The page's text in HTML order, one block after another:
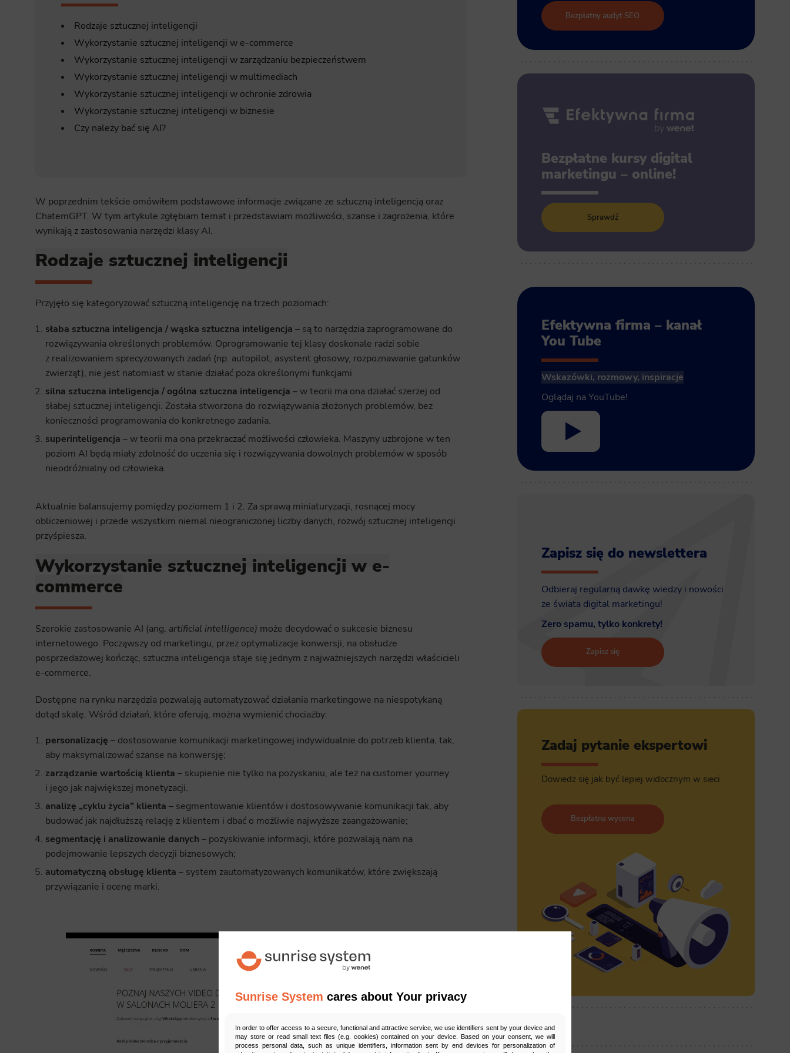
Sunrise System cares about Your privacy
In order to offer access to a secure, functional and attractive service, we use identifiers sent by your device and
may store or read small text files (e.g. cookies) contained on your device. Based on your consent, we will
process personal data, such as unique identifiers, information sent by end devices for personalization of
Rodzaje sztucznej inteligencji
Wykorzystanie sztucznej inteligencji w e-commerce
Wykorzystanie sztucznej inteligencji w zarządzaniu bezpieczeństwem
Wykorzystanie sztucznej inteligencji w multimediach
Wykorzystanie sztucznej inteligencji w ochronie zdrowia
Wykorzystanie sztucznej inteligencji w biznesie
Czy należy bać się AI?
W poprzednim tekście omówiłem podstawowe informacje związane ze sztuczną inteligencją oraz
ChatemGPT. W tym artykule zgłębiam temat i przedstawiam możliwości, szanse i zagrożenia, które
wynikają z zastosowania narzędzi klasy AI.
Rodzaje sztucznej inteligencji
Przyjęło się kategoryzować sztuczną inteligencję na trzech poziomach:
słaba sztuczna inteligencja / wąska sztuczna inteligencja – są to narzędzia zaprogramowane do
rozwiązywania określonych problemów. Oprogramowanie tej klasy doskonale radzi sobie
z realizowaniem sprecyzowanych zadań (np. autopilot, asystent głosowy, rozpoznawanie gatunków
zwierząt), nie jest natomiast w stanie działać poza określonymi funkcjami
silna sztuczna inteligencja / ogólna sztuczna inteligencja – w teorii ma ona działać szerzej od
słabej sztucznej inteligencji. Została stworzona do rozwiązywania złożonych problemów, bez
konieczności programowania do konkretnego zadania.
superinteligencja – w teorii ma ona przekraczać możliwości człowieka. Maszyny uzbrojone w ten
poziom AI będą miały zdolność do uczenia się i rozwiązywania dowolnych problemów w sposób
nieodróżnialny od człowieka.
Aktualnie balansujemy pomiędzy poziomem 1 i 2. Za sprawą miniaturyzacji, rosnącej mocy
obliczeniowej i przede wszystkim niemal nieograniczonej liczby danych, rozwój sztucznej inteligencji
przyśpiesza.
Wykorzystanie sztucznej inteligencji w e-
commerce
Szerokie zastosowanie AI (ang. artificial intelligence) może decydować o sukcesie biznesu
internetowego. Począwszy od marketingu, przez optymalizacje konwersji, na obsłudze
posprzedażowej kończąc, sztuczna inteligencja staje się jednym z najważniejszych narzędzi właścicieli
e-commerce.
Dostępne na rynku narzędzia pozwalają automatyzować działania marketingowe na niespotykaną
dotąd skalę. Wśród działań, które oferują, można wymienić chociażby:
personalizację – dostosowanie komunikacji marketingowej indywidualnie do potrzeb klienta, tak,
aby maksymalizować szanse na konwersję;
zarządzanie wartością klienta – skupienie nie tylko na pozyskaniu, ale też na customer yourney
i jego jak największej monetyzacji.
analizę „cyklu życia” klienta – segmentowanie klientów i dostosowywanie komunikacji tak, aby
budować jak najdłuższą relację z klientem i dbać o możliwie najwyższe zaangażowanie;
segmentację i analizowanie danych– pozyskiwanie informacji, które pozwalają nam na
podejmowanie lepszych decyzji biznesowych;
automatyczną obsługę klienta – system zautomatyzowanych komunikatów, które zwiększają
przywiązanie i ocenę marki.
Bezpłatny audyt SEO
Bezpłatne kursy digital
marketingu – online!
Sprawdź
Efektywna firma – kanał
You Tube
Wskazówki, rozmowy, inspiracje
Oglądaj na YouTube!
Zapisz się do newslettera
Odbieraj regularną dawkę wiedzy i nowości
ze świata digital marketingu!
Zero spamu, tylko konkrety!
Zapisz się
Zadaj pytanie ekspertowi
Dowiedz się jak być lepiej widocznym w sieci
Bezpłatna wycena
Udostępnij: